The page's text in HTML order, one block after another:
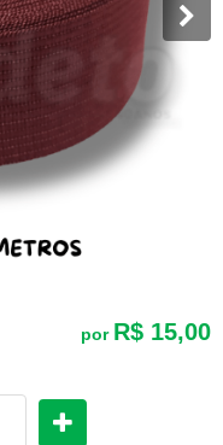
por R$ 15,00